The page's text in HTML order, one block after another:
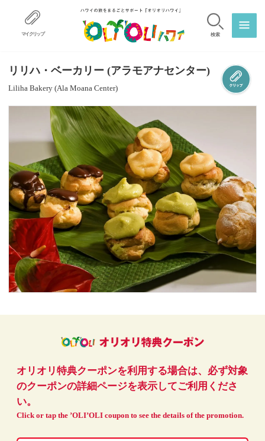
マイクリップ 検索
リリハ・ベーカリー (アラモアナセンター)
Liliha Bakery (Ala Moana Center)
オリオリ特典クーポンを利用する場合は、必ず対象
のクーポンの詳細ページを表示してご利用くださ
い。
Click or tap the ’OLI’OLI coupon to see the details of the promotion.